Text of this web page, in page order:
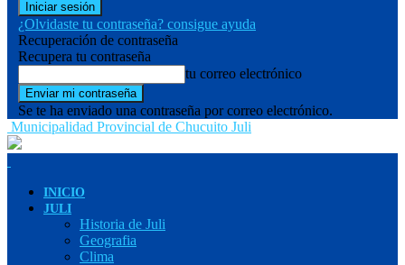
¿Olvidaste tu contraseña? consigue ayuda
Recuperación de contraseña
Recupera tu contraseña
tu correo electrónico
Se te ha enviado una contraseña por correo electrónico.
Municipalidad Provincial de Chucuito Juli
INICIO
JULI
Historia de Juli
Geografia
Clima